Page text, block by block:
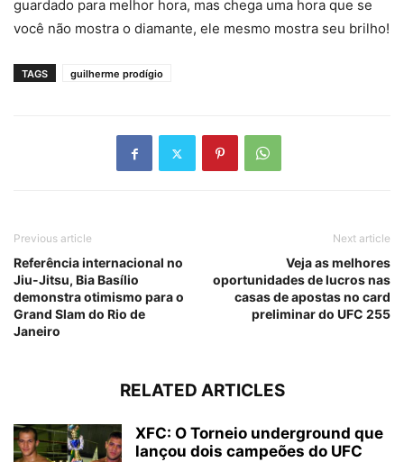
guardado para melhor hora, mas chega uma hora que se
você não mostra o diamante, ele mesmo mostra seu brilho!
TAGS guilherme prodígio
Previous article
Referência internacional no
Jiu-Jitsu, Bia Basílio
demonstra otimismo para o
Grand Slam do Rio de
Janeiro
Next article
Veja as melhores
oportunidades de lucros nas
casas de apostas no card
preliminar do UFC 255
RELATED ARTICLES
XFC: O Torneio underground que
lançou dois campeões do UFC